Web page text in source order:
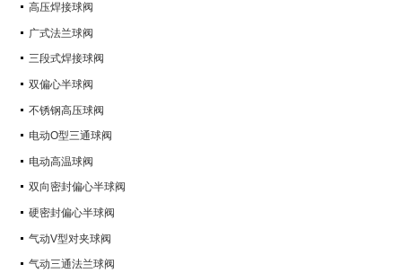
高压焊接球阀
广式法兰球阀
三段式焊接球阀
双偏心半球阀
不锈钢高压球阀
电动O型三通球阀
电动高温球阀
双向密封偏心半球阀
硬密封偏心半球阀
气动V型对夹球阀
气动三通法兰球阀